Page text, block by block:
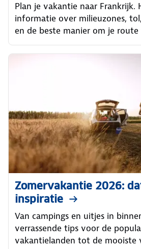
Plan je vakantie naar Frankrijk.
informatie over milieuzones,
en de beste manier om je
Zomervakantie 2026:
inspiratie
Van campings en uitjes in
verrassende tips voor de
vakantielanden tot de mooiste